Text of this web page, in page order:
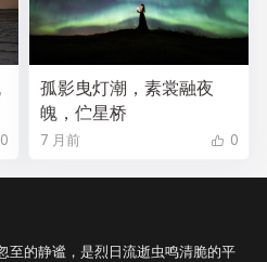
0
孤影曳灯潮，素裳融夜
魄，伫星桥
7 月前 0
至的静谧，是烈日流逝虫鸣清脆的平